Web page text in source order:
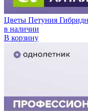
Цветы Петуния
в наличии
В корзину